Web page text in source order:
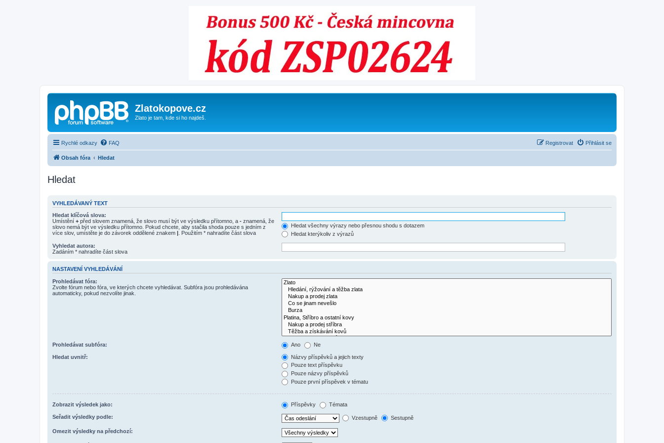
Zlatokopove.cz
Zlato je tam, kde si ho najdeš.
Rychlé odkazy FAQ Přihlásit se
Registrovat
Obsah fóra Hledat
Hledat
VYHLEDÁVANÝ TEXT
Hledat klíčová slova:
Umístění + před slovem znamená, že slovo musí být ve výsledku přítomno, a - znamená, že
slovo nemá být ve výsledku přítomno. Pokud chcete, aby stačila shoda pouze s jedním z
více slov, umístěte je do závorek oddělené znakem | . Použitím * nahradíte část slova
Hledat všechny výrazy nebo přesnou shodu s dotazem
Hledat kterýkoliv z výrazů
Vyhledat autora:
Zadáním * nahradíte část slova
NASTAVENÍ VYHLEDÁVÁNÍ
Prohledávat fóra:
Zvolte fórum nebo fóra, ve kterých chcete vyhledávat. Subfóra jsou prohledávána
automaticky, pokud nezvolíte jinak.
Prohledávat subfóra: Ano Ne
Hledat uvnitř:
Názvy příspěvků a jejich texty
Pouze text příspěvku
Pouze názvy příspěvků
Pouze první příspěvek v tématu
Zobrazit výsledek jako: Příspěvky Témata
Seřadit výsledky podle: Vzestupně Sestupně
Omezit výsledky na předchozí: